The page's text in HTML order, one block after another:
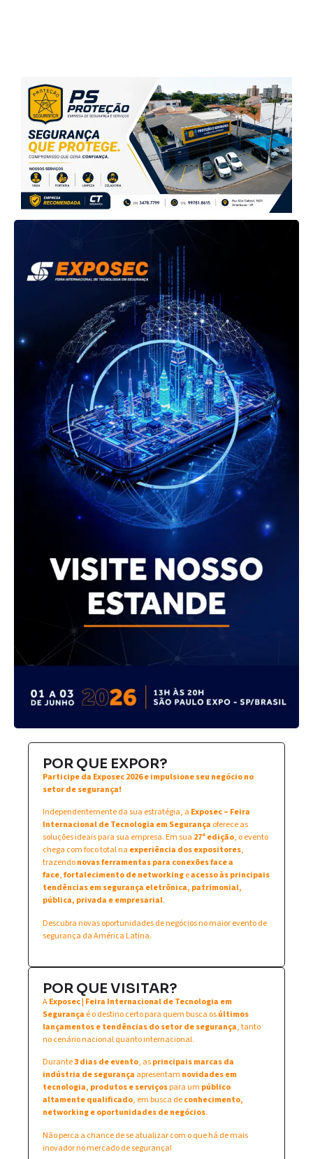
POR QUE EXPOR?
Participe da Exposec 2026 e impulsione seu negócio no
setor de segurança!
Independentemente da sua estratégia, a Exposec – Feira
Internacional de Tecnologia em Segurança oferece as
soluções ideais para sua empresa. Em sua 27ª edição, o evento
chega com foco total na experiência dos expositores,
trazendonovas ferramentas para conexões face a
face,fortalecimento de networkingeacesso às principais
tendências em segurança eletrônica, patrimonial,
pública, privada e empresarial.
Descubra novas oportunidades de negócios no maior evento de
segurança da América Latina.
POR QUE VISITAR?
AExposec | Feira Internacional de Tecnologia em
Segurança é o destino certo para quem busca osúltimos
lançamentos e tendências do setor de segurança, tanto
no cenário nacional quanto internacional.
Durante3 dias de evento, asprincipais marcas da
indústria de segurança apresentam novidades em
tecnologia, produtos e serviçospara um público
altamente qualificado, em busca deconhecimento,
networking e oportunidades de negócios.
Não perca a chance de se atualizar com o que há de mais
inovador no mercado de segurança!